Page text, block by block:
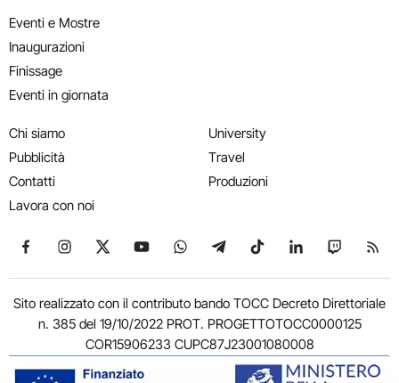
Eventi e Mostre
Inaugurazioni
Finissage
Eventi in giornata
Chi siamo
Pubblicità
Contatti
Lavora con noi
University
Travel
Produzioni
Seguici su Facebook
Seguici su Instagram
Seguici su X
Seguici su YouTube
Seguici su WhatsApp
Seguici su Telegram
Seguici su TikTok
Seguici su
Seguici
Sito realizzato con il contributo bando TOCC Decreto Direttoriale
n. 385 del 19/10/2022 PROT. PROGETTOTOCC0000125
COR15906233 CUPC87J23001080008